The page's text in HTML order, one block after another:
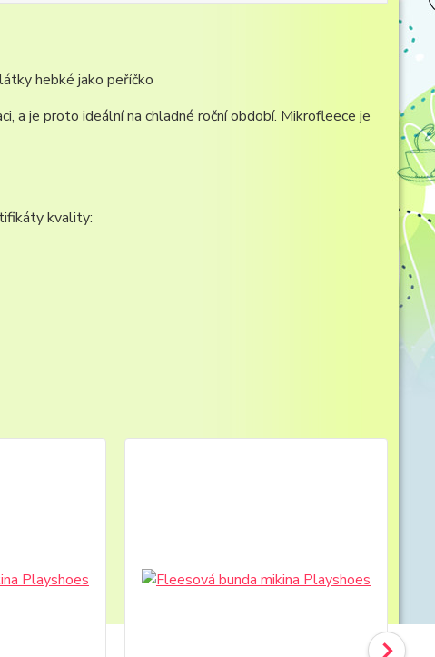
hebké jako peříčko
a je proto ideální na chladné roční období. Mikrofleece je
kvality: